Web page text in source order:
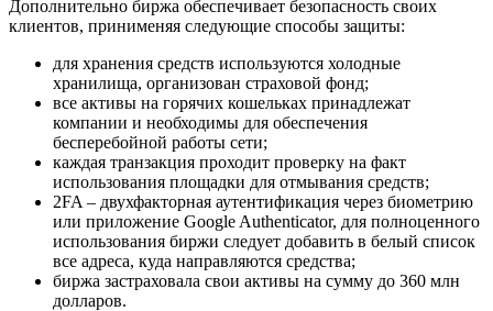
Дополнительно биржа обеспечивает безопасность своих
клиентов, принименяя следующие способы защиты:
для хранения средств используются холодные
хранилища, организован страховой фонд;
все активы на горячих кошельках принадлежат
компании и необходимы для обеспечения
бесперебойной работы сети;
каждая транзакция проходит проверку на факт
использования площадки для отмывания средств;
2FA – двухфакторная аутентификация через биометрию
или приложение Google Authenticator, для полноценного
использования биржи следует добавить в белый список
все адреса, куда направляются средства;
биржа застраховала свои активы на сумму до 360 млн
долларов.